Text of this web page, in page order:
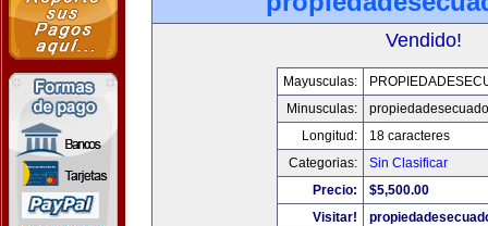
Vendido!
Mayusculas:
Minusculas:
Longitud:
18 caracteres
Categorias:
Sin Clasificar
Precio:
$5,500.00
Visitar!